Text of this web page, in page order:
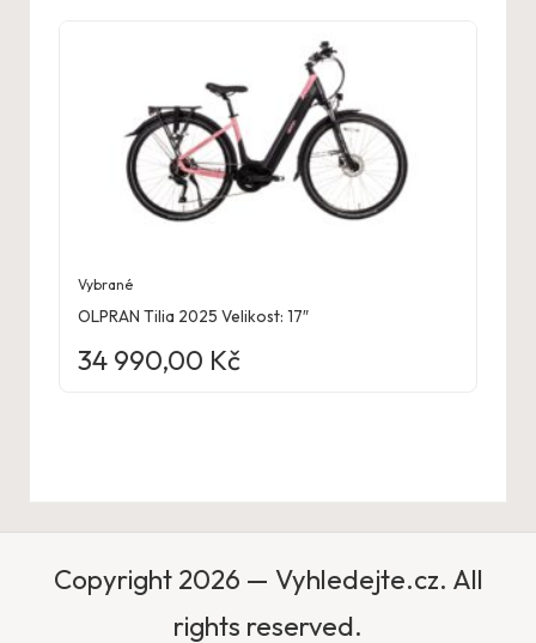
Vybrané
OLPRAN Tilia 2025 Velikost: 17″
34 990,00 Kč
Copyright 2026 — Vyhledejte.cz. All
rights reserved.